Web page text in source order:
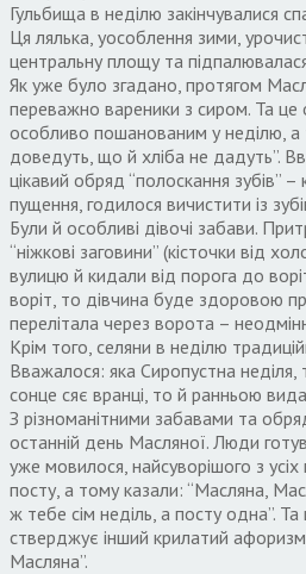
Гульбища в неділю закінчувалися
Ця лялька, уособлення зими,
центральну площу та
Як уже було згадано, протягом
переважно вареники з сиром. Та це
особливо пошанованим у неділю, а
доведуть, що й хліба не дадуть”.
цікавий обряд “полоскання зубів”
пущення, годилося вичистити із
Були й особливі дівочі забави.
“ніжкові заговини” (кісточки від
вулицю й кидали від порога до
воріт, то дівчина буде здоровою
перелітала через ворота –
Крім того, селяни в неділю
Вважалося: яка Сиропустна неділя,
сонце сяє вранці, то й ранньою
З різноманітними забавами та
останній день Масляної. Люди
уже мовилося, найсуворішого з
посту, а тому казали: “Масляна,
ж тебе сім неділь, а посту одна”.
стверджує інший крилатий
Масляна”.